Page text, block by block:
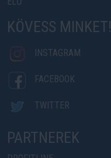
KÖVESS MINKET!
INSTAGRAM
FACEBOOK
TWITTER
PARTNEREK